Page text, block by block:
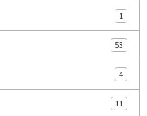
1
53
4
11